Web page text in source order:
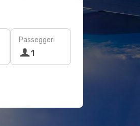
Passeggeri
1